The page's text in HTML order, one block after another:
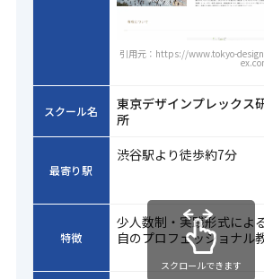
引用元：https://www.tokyo-
スクール名
東京デザインプレックス
所
最寄り駅
渋谷駅より徒歩約7分
特徴
少人数制・実践形式によ
自のプロフェッショナル
スクロールできます